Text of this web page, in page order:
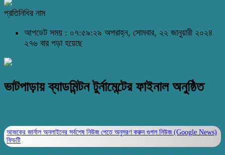
প্রতিনিধির নাম
আপডেট সময় : ০৭:৫৯:২৯ অপরাহ্ন, সোমবার, ২২ জানুয়ারী ২০২৪
২৭৬ বার পড়া হয়েছে
ভাটপাড়ায় ব্যাডমিন্টন টুর্নামেন্টের ফাইনাল অনুষ্ঠিত
আজকের জার্নাল অনলাইনের সর্বশেষ নিউজ পেতে অনুসরণ করুন গুগল নিউজ (Google News)
ফিডটি